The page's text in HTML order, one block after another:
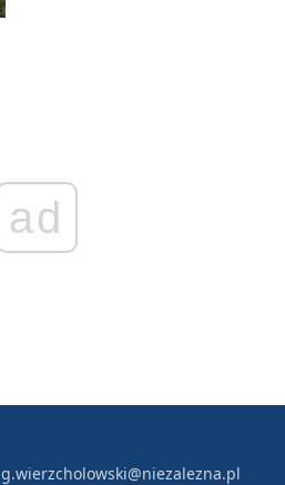
ad
g.wierzcholowski@niezalezna.pl